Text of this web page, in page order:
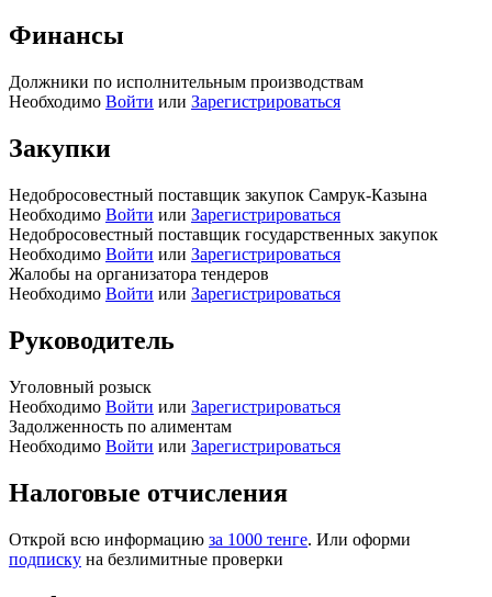
Финансы
Должники по исполнительным производствам
Необходимо Войти или Зарегистрироваться
Закупки
Недобросовестный поставщик закупок Самрук-Казына
Необходимо Войти или Зарегистрироваться
Недобросовестный поставщик государственных закупок
Необходимо Войти или Зарегистрироваться
Жалобы на организатора тендеров
Необходимо Войти или Зарегистрироваться
Руководитель
Уголовный розыск
Необходимо Войти или Зарегистрироваться
Задолженность по алиментам
Необходимо Войти или Зарегистрироваться
Налоговые отчисления
Открой всю информацию за 1000 тенге. Или оформи
подписку на безлимитные проверки